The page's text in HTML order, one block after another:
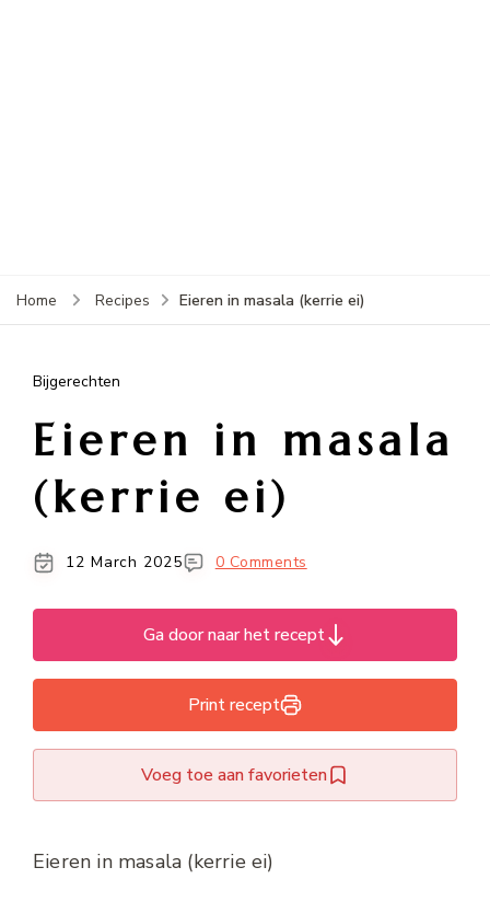
Home Recipes Eieren in masala (kerrie ei)
Bijgerechten
Eieren in masala
(kerrie ei)
12 March 2025 0 Comments
Ga door naar het recept
Print recept
Voeg toe aan favorieten
Eieren in masala (kerrie ei)